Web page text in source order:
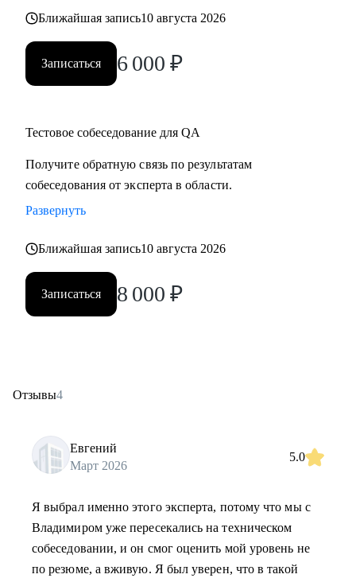
Ближайшая запись10 августа 2026
Записаться 6 000 ₽
Тестовое собеседование для QA
Получите обратную связь по результатам
собеседования от эксперта в области.
Развернуть
Ближайшая запись10 августа 2026
Записаться 8 000 ₽
Отзывы4
Евгений
Март 2026
5.0
Я выбрал именно этого эксперта, потому что мы с
Владимиром уже пересекались на техническом
собеседовании, и он смог оценить мой уровень не
по резюме, а вживую. Я был уверен, что в такой